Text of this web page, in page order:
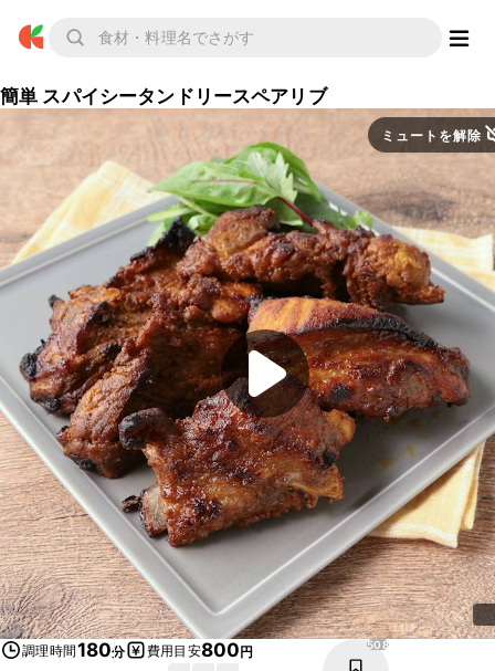
簡単 スパイシータンドリースペアリブ
ミュートを解除
調理時間180分 費用目安800円 508